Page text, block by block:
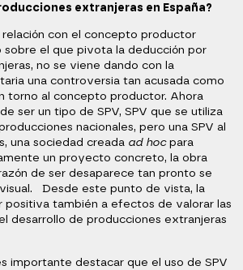
extranjeras en España?
relación con el concepto productor
el que pivota la deducción por
no se viene dando con la
una controversia tan acusada como
torno al concepto productor. Ahora
ser un tipo de SPV, SPV que se utiliza
nacionales, pero una SPV al
una sociedad creada ad hocpara
un proyecto concreto, la obra
de ser desaparece tan pronto se
Desde este punto de vista, la
positiva también a efectos de valorar las
desarrollo de producciones extranjeras
importante destacar que el uso de SPV